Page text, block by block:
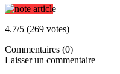
4.7/5 (269 votes)
Commentaires (0)
Laisser un commentaire